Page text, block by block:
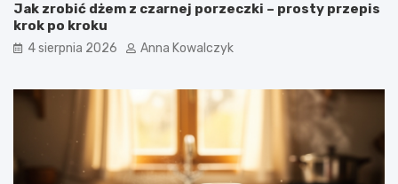
Jak zrobić dżem z czarnej porzeczki – prosty przepis
krok po kroku
4 sierpnia 2026 Anna Kowalczyk